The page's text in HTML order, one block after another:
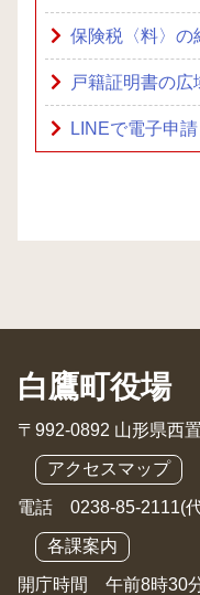
保険税〈料〉の
戸籍証明書の広
LINEで電子申請
白鷹町役場
〒992-0892 山形県西
アクセスマップ
電話 0238-85-
各課案内
開庁時間 午前8時30